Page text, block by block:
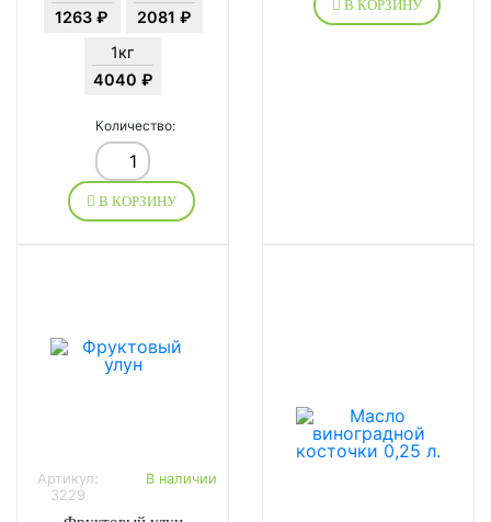
1263 ₽
2081 ₽
1кг
4040 ₽
Количество:
В КОРЗИНУ
В КОРЗИНУ
Артикул:
3229
В наличии